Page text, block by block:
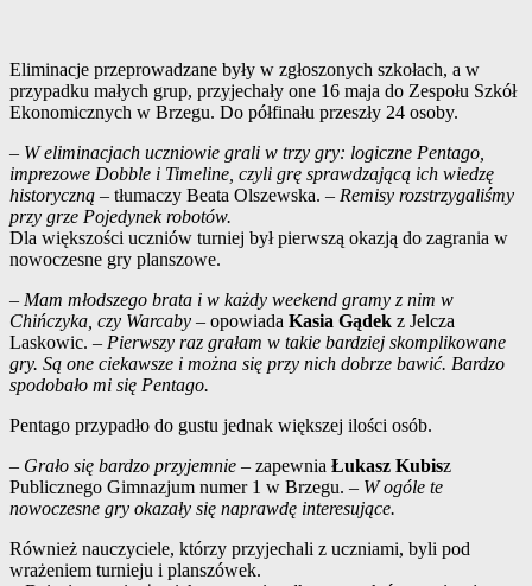
Eliminacje przeprowadzane były w zgłoszonych szkołach, a w
przypadku małych grup, przyjechały one 16 maja do Zespołu Szkół
Ekonomicznych w Brzegu. Do półfinału przeszły 24 osoby.
– W eliminacjach uczniowie grali w trzy gry: logiczne Pentago,
imprezowe Dobble i Timeline, czyli grę sprawdzającą ich wiedzę
historyczną – tłumaczy Beata Olszewska. – Remisy rozstrzygaliśmy
przy grze Pojedynek robotów.
Dla większości uczniów turniej był pierwszą okazją do zagrania w
nowoczesne gry planszowe.
– Mam młodszego brata i w każdy weekend gramy z nim w
Chińczyka, czy Warcaby – opowiada Kasia Gądek z Jelcza
Laskowic. – Pierwszy raz grałam w takie bardziej skomplikowane
gry. Są one ciekawsze i można się przy nich dobrze bawić. Bardzo
spodobało mi się Pentago.
Pentago przypadło do gustu jednak większej ilości osób.
– Grało się bardzo przyjemnie – zapewnia Łukasz Kubisz
Publicznego Gimnazjum numer 1 w Brzegu. – W ogóle te
nowoczesne gry okazały się naprawdę interesujące.
Również nauczyciele, którzy przyjechali z uczniami, byli pod
wrażeniem turnieju i planszówek.